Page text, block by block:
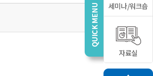
세미나/워크숍
자료실